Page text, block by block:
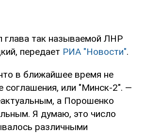
глава так называемой ЛНР
передает РИА "Новости".
в ближайшее время не
соглашения, или "Минск-2". —
а Порошенко
Я думаю, это число
различными